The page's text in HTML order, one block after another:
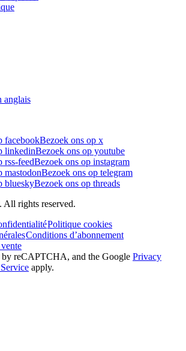
anglais
facebookBezoek ons op x
linkedinBezoek ons op youtube
rss-feedBezoek ons op instagram
mastodonBezoek ons op telegram
blueskyBezoek ons op threads
All rights reserved.
Politique cookies
Conditions d’abonnement
by reCAPTCHA, and the Google Privacy
apply.